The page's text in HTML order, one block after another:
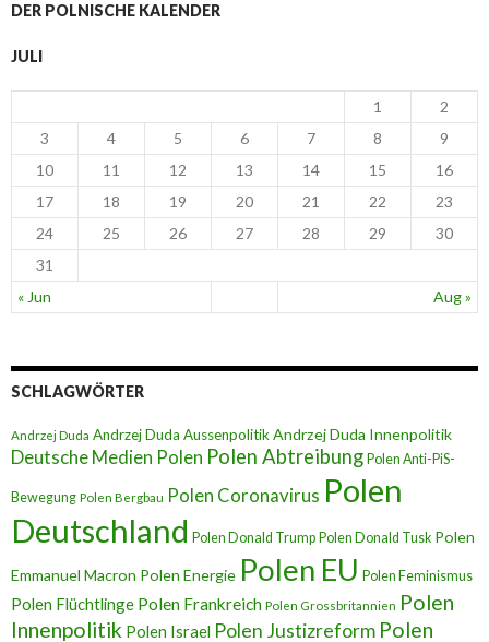
DER POLNISCHE KALENDER
JULI
« Jun Aug »
1
2
3
4 5 6 7 8
9
10
11 12 13 14 15
16
17
18 19 20 21 22
23
24
25 26 27 28 29
30
31
SCHLAGWÖRTER
Andrzej Duda Andrzej Duda AussenpolitikAndrzej Duda Innenpolitik
Deutsche Medien Polen Polen Abtreibung Polen Anti-PiS-
Bewegung Polen Bergbau Polen Coronavirus Polen
Deutschland Polen Donald Trump Polen Donald Tusk Polen
Emmanuel Macron Polen Energie Polen EU Polen Feminismus
Polen Flüchtlinge Polen Frankreich Polen Grossbritannien Polen
Innenpolitik Polen Israel Polen Justizreform Polen